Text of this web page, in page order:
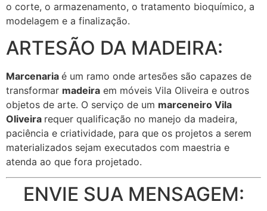
o corte, o armazenamento, o tratamento bioquímico, a
modelagem e a finalização.
ARTESÃO DA MADEIRA:
Marcenaria é um ramo onde artesões são capazes de
transformar madeira em móveis Vila Oliveira e outros
objetos de arte. O serviço de um marceneiro Vila
Oliveira requer qualificação no manejo da madeira,
paciência e criatividade, para que os projetos a serem
materializados sejam executados com maestria e
atenda ao que fora projetado.
ENVIE SUA MENSAGEM: